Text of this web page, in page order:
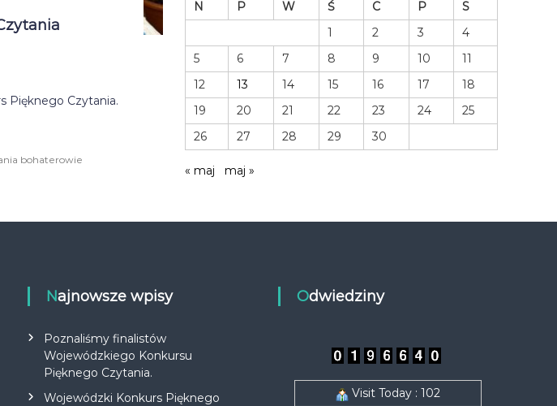
Pięknego Czytania.
bohaterowie
N
P W Ś C P
S
1
2 3
4
5
6 7 8 9 10
11
12
13 14 15 16 17
18
19
20 21 22 23 24
25
26
27 28 29 30
« maj maj »
Najnowsze wpisy
Poznaliśmy finalistów
Wojewódzkiego Konkursu
Pięknego Czytania.
Wojewódzki Konkurs Pięknego
Odwiedziny
Visit Today : 102